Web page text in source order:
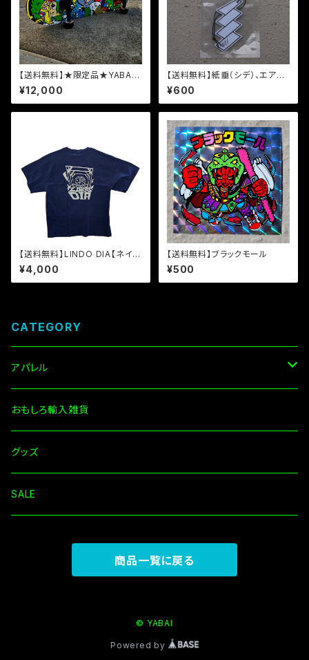
【送料無料】★限定品★YABAI
スケートボード 8.5インチ【箱付
き】
¥12,000
【送料無料】紙垂（シデ）、エアフ
レッシュナー【フォレスト】
¥600
【送料無料】LINDO DIA【ネイビ
ー】
¥4,000
【送料無料】ブラックモール
¥500
CATEGORY
アパレル
Tシャツ
長袖
その他
おもしろ輸入雑貨
グッズ
SALE
商品一覧に戻る
© YABAI
Powered by